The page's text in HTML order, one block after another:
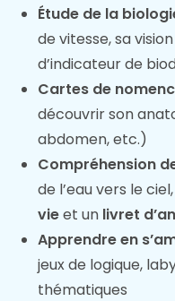
Étude de la
de vitesse, sa
d’indicateur de
Cartes de
découvrir son
abdomen, etc.)
Compréhension
de l’eau vers le
vieet un livret
Apprendre en
jeux de logique,
thématiques